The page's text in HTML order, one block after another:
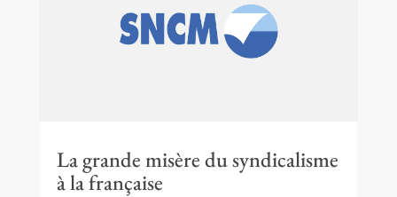
La grande misère du syndicalisme
à la française